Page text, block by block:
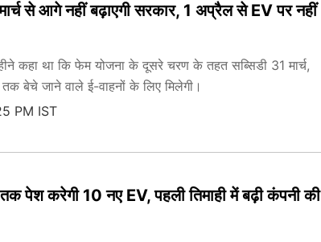
से आगे नहीं बढ़ाएगी सरकार, 1 अप्रैल से EV पर नहीं
कहा था कि फेम योजना के दूसरे चरण के तहत सब्सिडी 31 मार्च,
बेचे जाने वाले ई-वाहनों के लिए मिलेगी।
PM IST
करेगी 10 नए EV, पहली तिमाही में बढ़ी कंपनी की